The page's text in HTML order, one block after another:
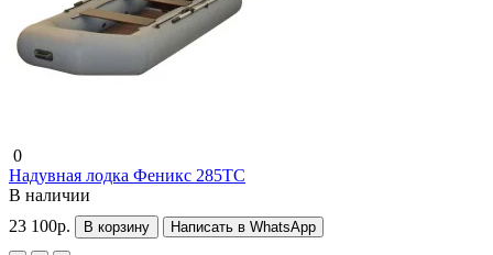
0
Надувная лодка Феникс 285ТС
В наличии
23 100р.
В корзину Написать в WhatsApp